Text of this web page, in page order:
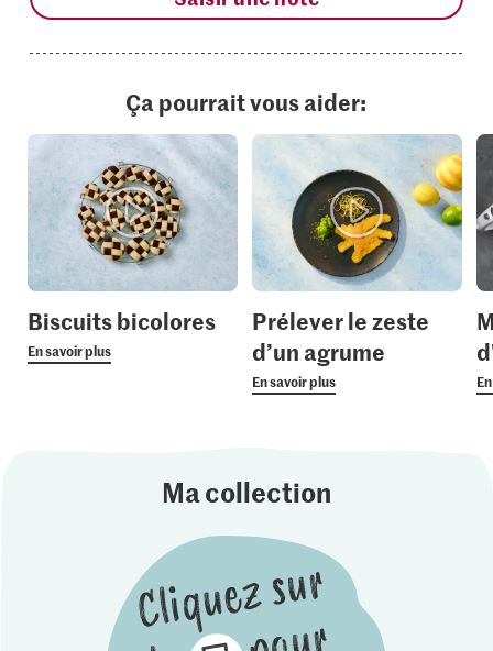
Ça pourrait vous aider:
Biscuits bicolores
En savoir plus
Prélever le zeste
d’un agrume
En savoir plus
Ma collection